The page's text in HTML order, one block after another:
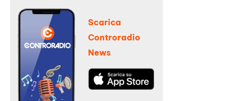
Scarica
Controradio
News